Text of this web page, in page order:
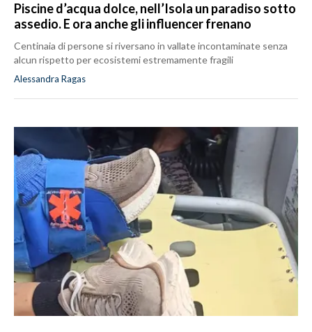
Piscine d’acqua dolce, nell’Isola un paradiso sotto
assedio. E ora anche gli influencer frenano
Centinaia di persone si riversano in vallate incontaminate senza
alcun rispetto per ecosistemi estremamente fragili
Alessandra Ragas